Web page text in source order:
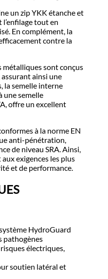
un zip YKK étanche et
tout en
En complément, la
contre la
métalliques sont conçus
ainsi une
la semelle interne
une semelle
offre un excellent
à la norme EN
anti-pénétration,
de niveau SRA. Ainsi,
exigences les plus
et de performance.
HydroGuard
pathogènes
électriques,
soutien latéral et